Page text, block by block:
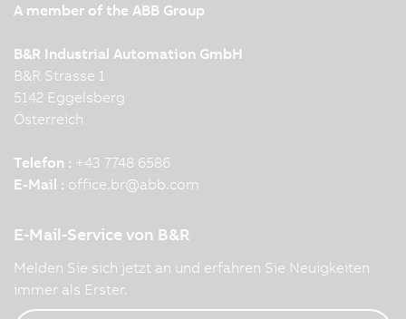
A member of the ABB Group
B&R Industrial Automation GmbH
B&R Strasse 1
5142 Eggelsberg
Österreich
Telefon : +43 7748 6586
E-Mail : office.br@abb.com
E-Mail-Service von B&R
Melden Sie sich jetzt an und erfahren Sie Neuigkeiten
immer als Erster.